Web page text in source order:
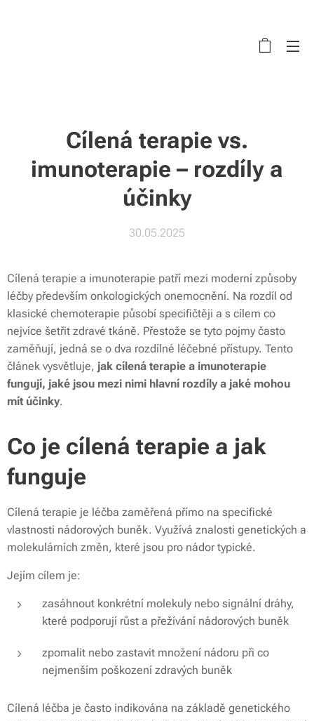
Cílená terapie vs.
imunoterapie – rozdíly a
účinky
30.05.2025
Cílená terapie a imunoterapie patří mezi moderní způsoby
léčby především onkologických onemocnění. Na rozdíl od
klasické chemoterapie působí specifičtěji a s cílem co
nejvíce šetřit zdravé tkáně. Přestože se tyto pojmy často
zaměňují, jedná se o dva rozdílné léčebné přístupy. Tento
článek vysvětluje, jak cílená terapie a imunoterapie
fungují, jaké jsou mezi nimi hlavní rozdíly a jaké mohou
mít účinky.
Co je cílená terapie a jak
funguje
Cílená terapie je léčba zaměřená přímo na specifické
vlastnosti nádorových buněk. Využívá znalosti genetických a
molekulárních změn, které jsou pro nádor typické.
Jejím cílem je:
zasáhnout konkrétní molekuly nebo signální dráhy,
které podporují růst a přežívání nádorových buněk
zpomalit nebo zastavit množení nádoru při co
nejmenším poškození zdravých buněk
Cílená léčba je často indikována na základě genetického